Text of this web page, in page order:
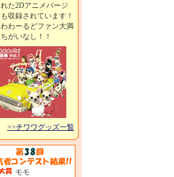
た2Dアニメバージ
も収録されています！
わーるどファン大満
がいなし！！
>>チワワグッズ一覧
モモ